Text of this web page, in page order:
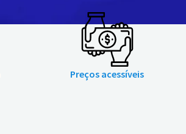
Preços acessíveis